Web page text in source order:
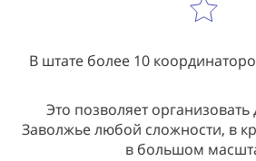
В штате более 10
Это позволяет организовать
Заволжье любой сложности, в
в большом